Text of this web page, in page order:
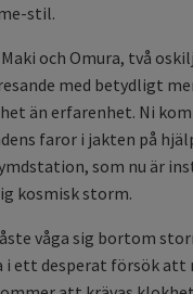
stil.
och Omura, två
med betydligt
än erfarenhet. Ni
faror i jakten på
som nu är
kosmisk storm.
våga sig bortom
i ett desperat försök att